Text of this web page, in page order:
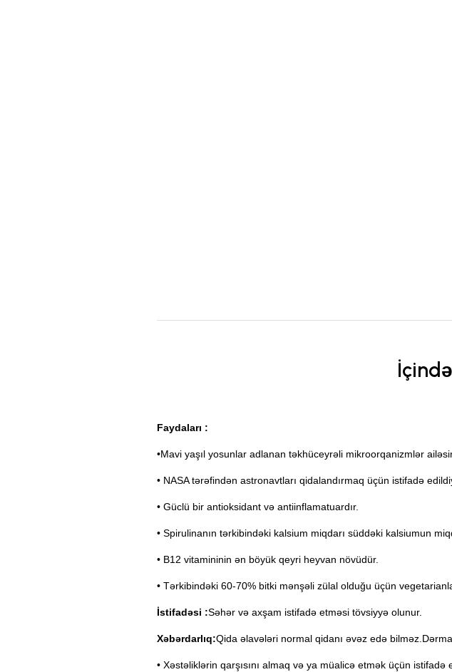
Faydaları :
•Mavi yaşıl yosunlar adlanan təkhüceyrəli mikroorqanizmlər
• NASA tərəfindən astronavtları qidalandırmaq üçün istifadə
• Güclü bir antioksidant və antiinflamatuardır.
• Spirulinanın tərkibindəki kalsium miqdarı süddəki kalsiumun
• B12 vitamininin ən böyük qeyri heyvan növüdür.
• Tərkibindəki 60-70% bitki mənşəli zülal olduğu üçün
İstifadəsi :Səhər və axşam istifadə etməsi tövsiyyə olunur.
Xəbərdarlıq:Qida əlavələri normal qidanı əvəz edə
• Xəstəliklərin qarşısını almaq və ya müalicə etmək üçün istifadə